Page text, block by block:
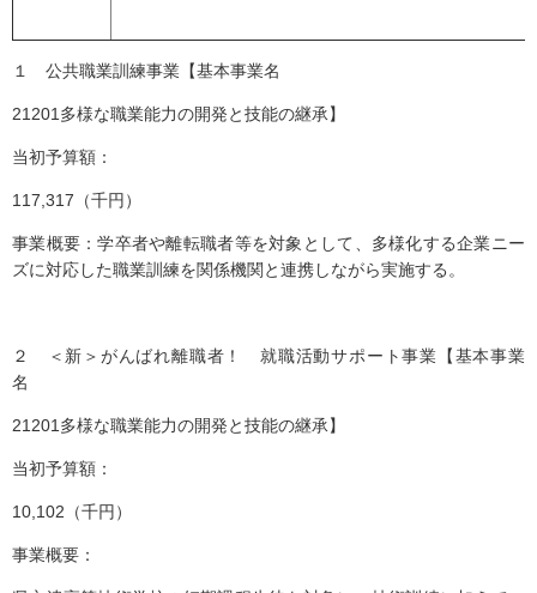
１ 公共職業訓練事業【基本事業名
21201多様な職業能力の開発と技能の継承】
当初予算額：
117,317（千円）
事業概要：学卒者や離転職者等を対象として、多様化する企業ニー
ズに対応した職業訓練を関係機関と連携しながら実施する。
２ ＜新＞がんばれ離職者！ 就職活動サポート事業【基本事業
名
21201多様な職業能力の開発と技能の継承】
当初予算額：
10,102（千円）
事業概要：